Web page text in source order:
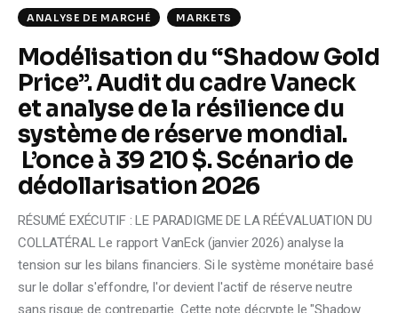
ANALYSE DE MARCHÉ MARKETS
Modélisation du “Shadow Gold
Price”. Audit du cadre Vaneck
et analyse de la résilience du
système de réserve mondial.
L’once à 39 210 $. Scénario de
dédollarisation 2026
RÉSUMÉ EXÉCUTIF : LE PARADIGME DE LA RÉÉVALUATION DU
COLLATÉRAL Le rapport VanEck (janvier 2026) analyse la
tension sur les bilans financiers. Si le système monétaire basé
sur le dollar s'effondre, l'or devient l'actif de réserve neutre
sans risque de contrepartie. Cette note décrypte le "Shadow